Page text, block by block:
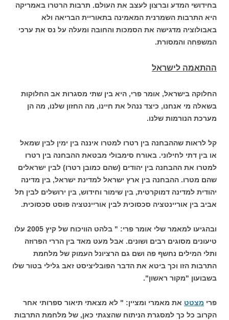
בחידושי המדע וברצון לעצב את העולם. תרבות הרטרו באמריקה
היא התרבות השמרנית המאמינה בתאוריית הבריאה ולא
באבולוציה מדגישה את הסמכות והחובה ומעלה על נס את ערכי
המשפחה והמסורת.
ההתאמה לישראל
החלוקה בישראל, אומר פרי, היא בין שתי מסגרות אב החלוקות
בשאלה מי אנחנו, כיצד ננהל את חיינו, מה החזון שלנו, מה הן
מערכת הנורמות שלנו.
קל לראות שההבחנה בין רטרו למטרו איננה בין ימין לבין שמאל
או בין דתי לחילוני. באורח סימבולי מבטאת ההבחנה בין רטרו
למטרו את ההבחנה בין יהודים (שהם כמובן רטרו) לבין ישראלים
שהם מטרו. ההבחנה בין ארץ ישראל למדינת ישראל, בין מדינה
יהודית למדינה דמוקרטית, בין שימור וחידוש, בין ירושלים לבין תל
אביב בין אוריינטציה סכסוכית לבין אוריינטציה פוסט סכסוכית.
ובהגיעו למאמר שלי אומר פרי: " בלהט הוויכוח של קיץ 2005 עלו
טיעונים מסוגים רבים ושונים. אבל מעט מאד בין הררי הפרוזה
ותלי המילים נחשף פה ושם גם הרציונל העמוק של מלחמת
התרבות הזו וכך ביטא את הדבר הפובליציסט זאב גלילי בטור שלו
בשבועון "מקור ראשון".
פרי מצטט את מאמרי ומציין: " לא מצאתי תיאור ספרותי אחר
הקרוב כל כך למסגרת הניתוח שהצגתי כאן, של מלחמת התרבות